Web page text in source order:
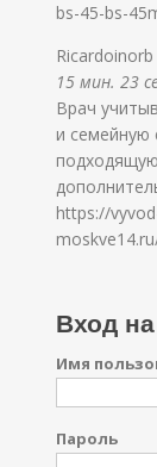
bs-45-bs-
15 мин. 23
Врач
и семейную
https://
Вход
Имя
Пароль